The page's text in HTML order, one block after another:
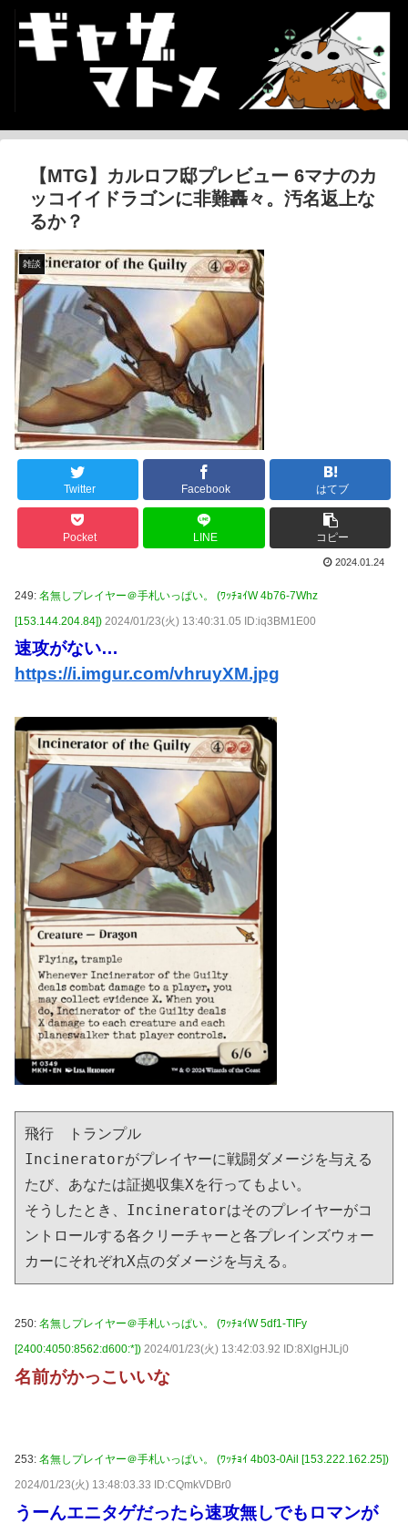
【MTG】カルロフ邸プレビュー 6マナのカ
ッコイイドラゴンに非難轟々。汚名返上な
るか？
雑談
Twitter Facebook はてブ
Pocket LINE コピー
2024.01.24
249: 名無しプレイヤー＠手札いっぱい。 (ﾜｯﾁｮｲW 4b76-7Whz
[153.144.204.84]) 2024/01/23(火) 13:40:31.05 ID:iq3BM1E00
速攻がない…
https://i.imgur.com/vhruyXM.jpg
飛行　トランプル
Incineratorがプレイヤーに戦闘ダメージを与える
たび、あなたは証拠収集Xを行ってもよい。
そうしたとき、Incineratorはそのプレイヤーがコ
ントロールする各クリーチャーと各プレインズウォー
カーにそれぞれX点のダメージを与える。
250: 名無しプレイヤー＠手札いっぱい。 (ﾜｯﾁｮｲW 5df1-TIFy
[2400:4050:8562:d600:*]) 2024/01/23(火) 13:42:03.92 ID:8XlgHJLj0
名前がかっこいいな
253: 名無しプレイヤー＠手札いっぱい。 (ﾜｯﾁｮｲ 4b03-0Ail [153.222.162.25])
2024/01/23(火) 13:48:03.33 ID:CQmkVDBr0
うーんエニタゲだったら速攻無しでもロマンが